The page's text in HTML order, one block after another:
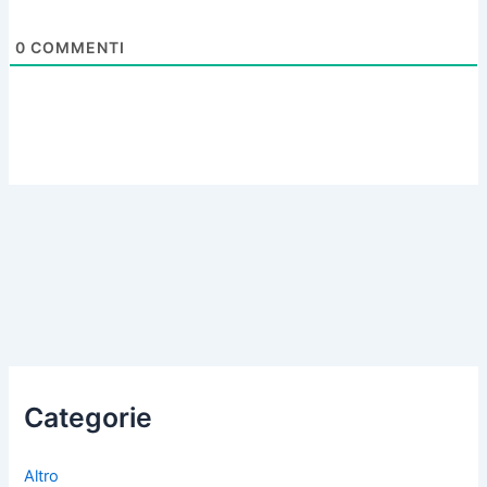
0 COMMENTI
Categorie
Altro